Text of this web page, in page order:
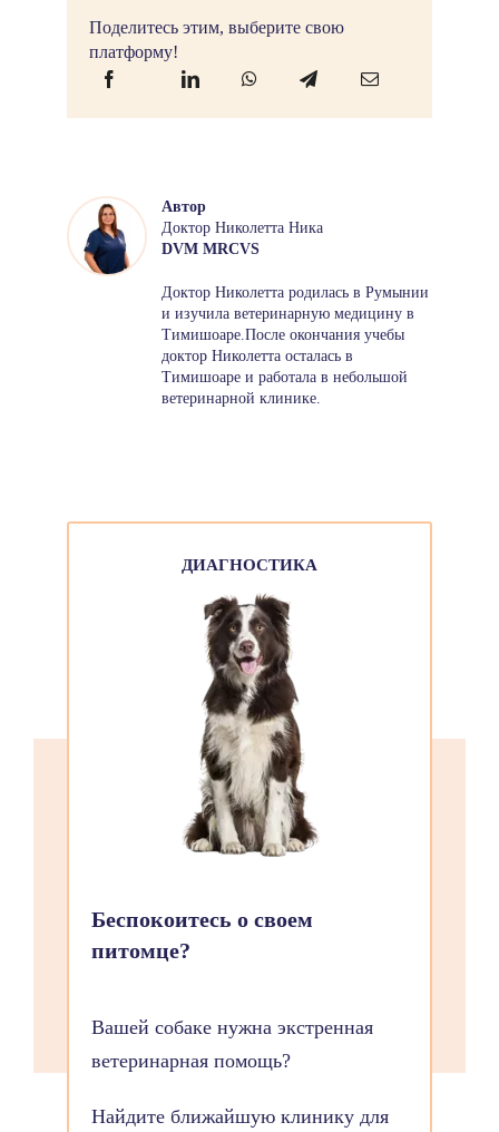
Поделитесь этим, выберите свою
платформу!
Автор
Доктор Николетта Ника
DVM MRCVS
Доктор Николетта родилась в Румынии
и изучила ветеринарную медицину в
Тимишоаре.После окончания учебы
доктор Николетта осталась в
Тимишоаре и работала в небольшой
ветеринарной клинике.
ДИАГНОСТИКА
Беспокоитесь о своем
питомце?
Вашей собаке нужна экстренная
ветеринарная помощь?
Найдите ближайшую клинику для